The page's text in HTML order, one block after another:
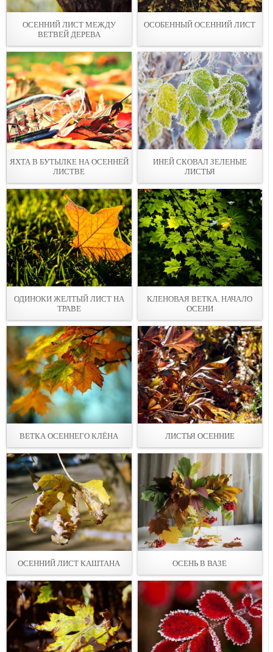
ОСЕННИЙ ЛИСТ МЕЖДУ
ВЕТВЕЙ ДЕРЕВА
ОСОБЕННЫЙ ОСЕННИЙ ЛИСТ
ЯХТА В БУТЫЛКЕ НА ОСЕННЕЙ
ЛИСТВЕ
ИНЕЙ СКОВАЛ ЗЕЛЕНЫЕ
ЛИСТЬЯ
ОДИНОКИ ЖЕЛТЫЙ ЛИСТ НА
ТРАВЕ
КЛЕНОВАЯ ВЕТКА. НАЧАЛО
ОСЕНИ
ВЕТКА ОСЕННЕГО КЛЁНА ЛИСТЬЯ ОСЕННИЕ
ОСЕННИЙ ЛИСТ КАШТАНА ОСЕНЬ В ВАЗЕ